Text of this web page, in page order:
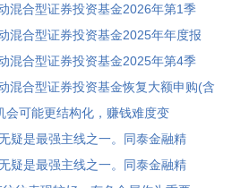
混合型证券投资基金2026年第1季
混合型证券投资基金2025年年度报
混合型证券投资基金2025年第4季
混合型证券投资基金恢复大额申购(含
会可能更结构化，赚钱难度变
疑是最强主线之一。同泰金融精
疑是最强主线之一。同泰金融精